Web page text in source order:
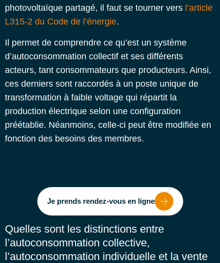
photovoltaïque partagé, il faut se tourner vers l’article
L315-2 du Code de l’énergie.
Il permet de comprendre ce qu’est un système
d’autoconsommation collectif et ses différents
acteurs, tant consommateurs que producteurs. Ainsi,
ces derniers sont raccordés à un poste unique de
transformation à faible voltage qui répartit la
production électrique selon une configuration
préétablie. Néanmoins, celle-ci peut être modifiée en
fonction des besoins des membres.
Je prends rendez-vous en ligne
Quelles sont les distinctions entre
l’autoconsommation collective,
l’autoconsommation individuelle et la vente